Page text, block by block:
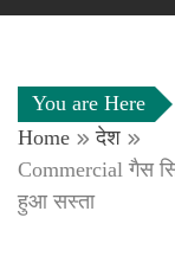
You are Here
Home
देश
Commercial गैस
हुआ सस्ता